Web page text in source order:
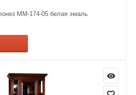
ММ-174-05 белая эмаль